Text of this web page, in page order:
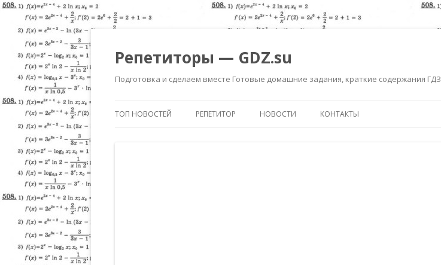
Репетиторы — GDZ.su
Подготовка и сделаем вместе Готовые домашние задания, краткие содержания ГДЗ
ТОП НОВОСТЕЙ РЕПЕТИТОР НОВОСТИ КОНТАКТЫ